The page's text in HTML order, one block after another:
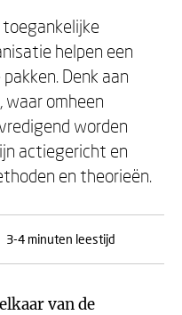
toegankelijke
helpen een
Denk aan
waar omheen
worden
actiegericht en
en theorieën.
3-4 minuten leestijd
van de